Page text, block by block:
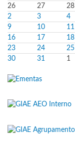
26
27 28
2
3 4
9
10 11
16
17 18
23
24 25
30
31 1